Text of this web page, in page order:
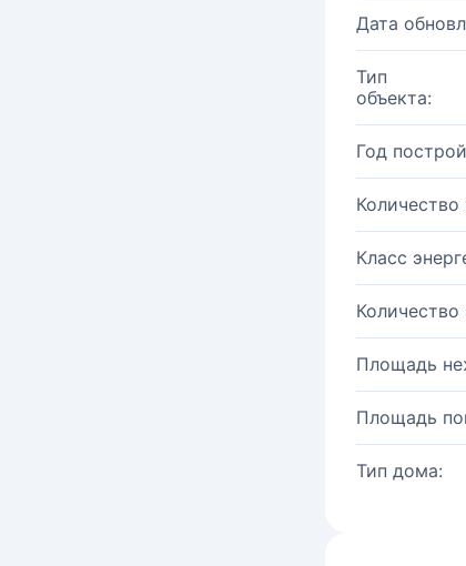
Дата
Тип
объекта:
Год
Класс
Количество
Площадь
Площадь
Тип дома: